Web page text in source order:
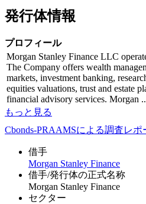
発行体情報
プロフィール
Morgan Stanley Finance LLC
The Company offers wealth
markets, investment banking,
equities valuations, trust and estate
financial advisory services. Morgan
もっと見る
Cbonds-PRAAMSによる調査レポ
借手
Morgan Stanley Finance
借手/発行体の正式名称
Morgan Stanley Finance
セクター